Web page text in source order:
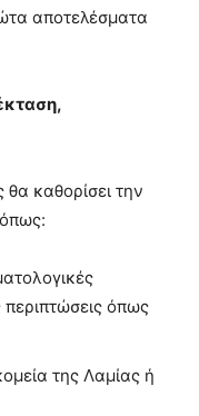
αποτελέσματα
θα καθορίσει την
περιπτώσεις όπως
της Λαμίας ή